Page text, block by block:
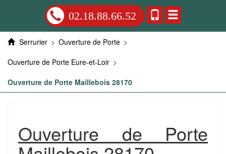
02.18.88.66.52
Serrurier > Ouverture de Porte >
Ouverture de Porte Eure-et-Loir >
Ouverture de Porte Maillebois 28170
Ouverture de Porte